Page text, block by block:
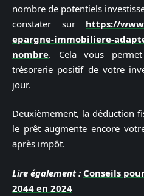
nombre de potentiels
constater sur https://
epargne-immobiliere-
nombre. Cela vous
trésorerie positif de votre
jour.
Deuxièmement, la déduction
le prêt augmente encore
après impôt.
Lire également : Conseils
2044 en 2024